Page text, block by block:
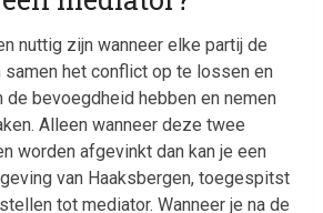
nuttig zijn wanneer elke partij de
het conflict op te lossen en
de bevoegdheid hebben en nemen
Alleen wanneer deze twee
worden afgevinkt dan kan je een
van Haaksbergen, toegespitst
tot mediator. Wanneer je na de